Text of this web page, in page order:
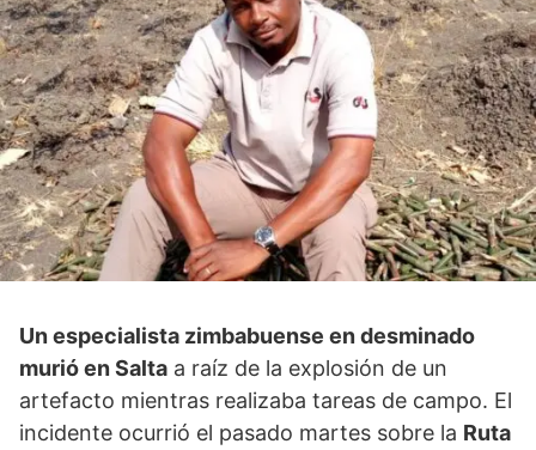
Un especialista zimbabuense en desminado
murió en Salta a raíz de la explosión de un
artefacto mientras realizaba tareas de campo. El
incidente ocurrió el pasado martes sobre la Ruta